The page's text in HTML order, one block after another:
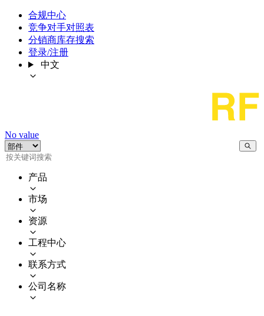
合规中心
竞争对手对照表
分销商库存搜索
登录/注册
中文
No value
产品
市场
资源
工程中心
联系方式
公司名称